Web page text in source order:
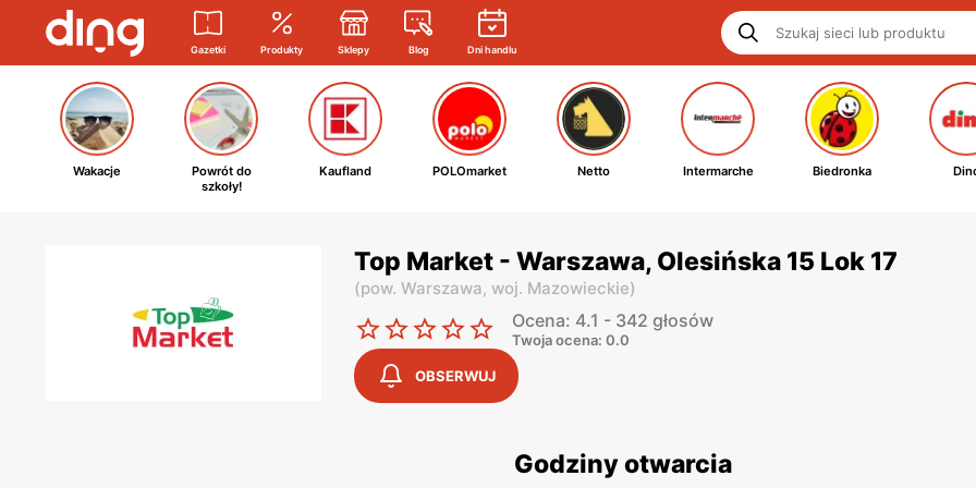
Gazetki Produkty Sklepy Blog Dni handlu
Wakacje
Powrót do
szkoły!
Kaufland POLOmarket Netto Intermarche Biedronka
Top Market - Warszawa, Olesińska 15 Lok 17
(pow. Warszawa, woj. Mazowieckie)
Ocena: 4.1 - 342 głosów
Twoja ocena: 0.0
OBSERWUJ
Godziny otwarcia